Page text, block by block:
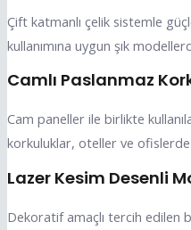
Çift katmanlı çelik sistemle
kullanımına uygun şık
Camlı Paslanmaz
Cam paneller ile birlikte
korkuluklar, oteller ve ofislerde
Lazer Kesim Desenli
Dekoratif amaçlı tercih edilen